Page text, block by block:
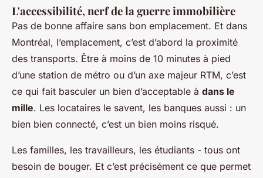
L'accessibilité, nerf de la guerre immobilière
Pas de bonne affaire sans bon emplacement. Et dans
Montréal, l’emplacement, c’est d’abord la proximité
des transports. Être à moins de 10 minutes à pied
d’une station de métro ou d’un axe majeur RTM, c’est
ce qui fait basculer un bien d’acceptable à dans le
mille. Les locataires le savent, les banques aussi : un
bien bien connecté, c’est un bien moins risqué.
Les familles, les travailleurs, les étudiants - tous ont
besoin de bouger. Et c’est précisément ce que permet